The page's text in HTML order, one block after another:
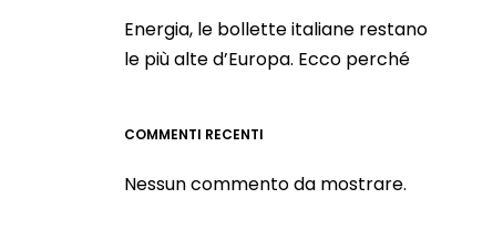
Energia, le bollette italiane restano
le più alte d’Europa. Ecco perché
COMMENTI RECENTI
Nessun commento da mostrare.